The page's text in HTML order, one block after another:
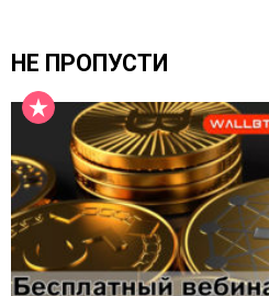
НЕ ПРОПУСТИ